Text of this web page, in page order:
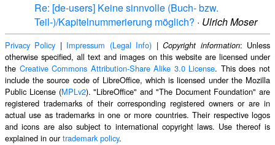
Re: [de-users] Keine sinnvolle (Buch- bzw.
Teil-)/Kapitelnummerierung möglich? · Ulrich Moser
Privacy Policy | Impressum (Legal Info) |Copyright information: Unless
otherwise specified, all text and images on this website are licensed under
the Creative Commons Attribution-Share Alike 3.0 License. This does not
include the source code of LibreOffice, which is licensed under the Mozilla
Public License (MPLv2). "LibreOffice" and "The Document Foundation" are
registered trademarks of their corresponding registered owners or are in
actual use as trademarks in one or more countries. Their respective logos
and icons are also subject to international copyright laws. Use thereof is
explained in ourtrademark policy.